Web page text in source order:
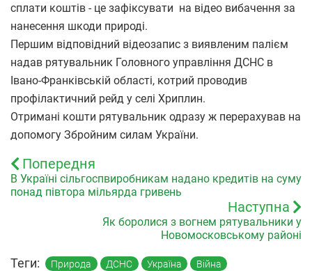
сплати коштів - це зафіксувати на відео вибачення за
нанесення шкоди природі.
Першим відповідний відеозапис з виявленим палієм
надав рятувальник Головного управління ДСНС в
Івано-Франківській області, котрий проводив
профілактичний рейд у селі Хриплин.
Отримані кошти рятувальник одразу ж перерахував на
допомогу Збройним силам України.
Попередня
В Україні сільгоспвиробникам надано кредитів на суму
понад півтора мільярда гривень
Наступна
Як боролися з вогнем рятувальники у
Новомосковському районі
Теги: Природа ДСНС Україна Війна